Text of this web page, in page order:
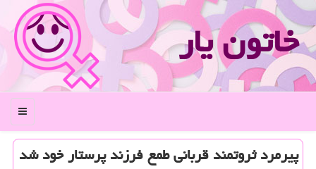
خاتون یار
منو
پیرمرد ثروتمند قربانی طمع فرزند پرستار خود شد